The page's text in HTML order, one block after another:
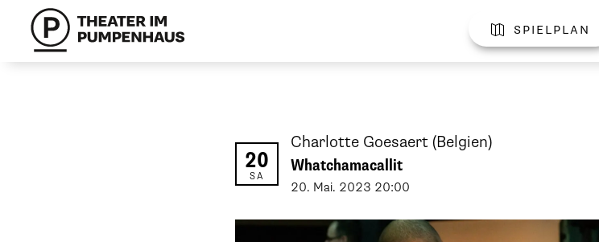
 spielplan
20
SA
Charlotte Goesaert (Belgien)
Whatchamacallit
20. Mai. 2023 20:00